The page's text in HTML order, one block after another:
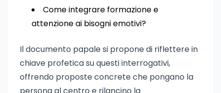
Come integrare formazione e
attenzione ai bisogni emotivi?
Il documento papale si propone di riflettere in
chiave profetica su questi interrogativi,
offrendo proposte concrete che pongano la